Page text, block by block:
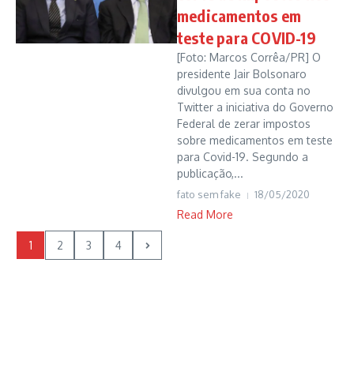
medicamentos em
teste para COVID-19
[Foto: Marcos Corrêa/PR] O
presidente Jair Bolsonaro
divulgou em sua conta no
Twitter a iniciativa do Governo
Federal de zerar impostos
sobre medicamentos em teste
para Covid-19. Segundo a
publicação,...
fato sem fake 18/05/2020
Read More
1 2 3 4